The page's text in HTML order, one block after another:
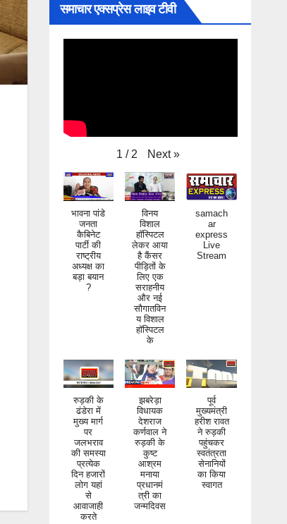
समाचार एक्सप्रेस लाइव टीवी
1 / 2 Next »
भावना पांडे
जनता
कैबिनेट
पार्टी की
राष्ट्रीय
अध्यक्ष का
बड़ा बयान
?
विनय
विशाल
हॉस्पिटल
लेकर आया
है कैंसर
पीड़ितों के
लिए एक
सराहनीय
और नई
सौगातविन
य विशाल
हॉस्पिटल
के
samach
ar
express
Live
Stream
रुड़की के
ढंडेरा में
मुख्य मार्ग
पर
जलभराव
की समस्या
प्रत्येक
दिन हजारों
लोग यहां
से
आवाजाही
करते
झबरेड़ा
विधायक
देशराज
कर्णवाल ने
रुड़की के
कुष्ट
आश्रम
मनाया
प्रधानमं
त्री का
जन्मदिवस
पूर्व
मुख्यमंत्री
हरीश रावत
ने रुड़की
पहुंचकर
स्वतंत्रता
सेनानियों
का किया
स्वागत